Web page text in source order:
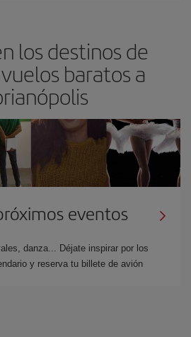
los destinos de
baratos a
eventos
danza... Déjate inspirar por los
y reserva tu billete de avión